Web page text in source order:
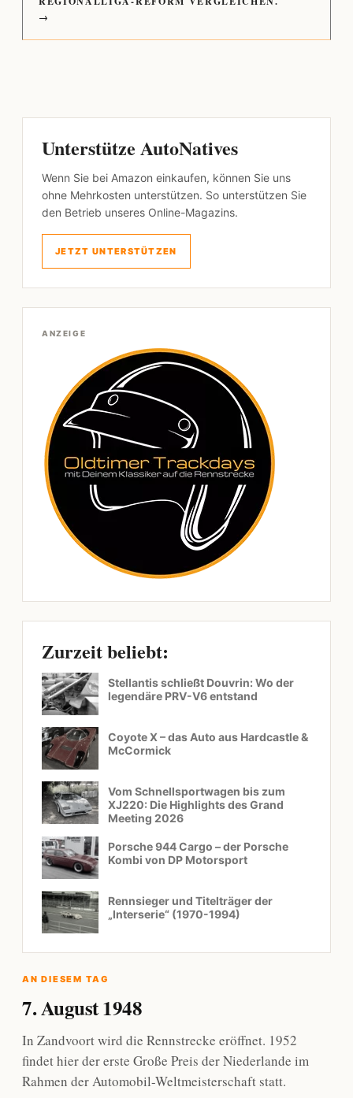
→
Unterstütze AutoNatives
Wenn Sie bei Amazon einkaufen, können Sie uns
ohne Mehrkosten unterstützen. So unterstützen Sie
den Betrieb unseres Online-Magazins.
JETZT UNTERSTÜTZEN
ANZEIGE
Zurzeit beliebt:
Stellantis schließt Douvrin: Wo der
legendäre PRV-V6 entstand
Coyote X – das Auto aus Hardcastle &
McCormick
Vom Schnellsportwagen bis zum
XJ220: Die Highlights des Grand
Meeting 2026
Porsche 944 Cargo – der Porsche
Kombi von DP Motorsport
Rennsieger und Titelträger der
„Interserie“ (1970-1994)
AN DIESEM TAG
7. August 1948
In Zandvoort wird die Rennstrecke eröffnet. 1952
findet hier der erste Große Preis der Niederlande im
Rahmen der Automobil-Weltmeisterschaft statt.